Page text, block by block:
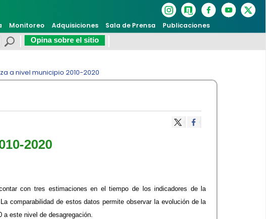
Monitoreo Adquisiciones Sala de Prensa Publicaciones
Opina sobre el sitio
a nivel municipio 2010-2020
2020
con tres estimaciones en el tiempo de los indicadores de la
comparabilidad de estos datos permite observar la evolución de la
a este nivel de desagregación.